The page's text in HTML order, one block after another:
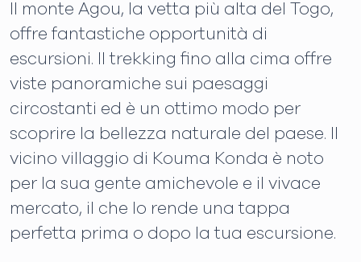
Il monte Agou, la vetta più alta del Togo,
offre fantastiche opportunità di
escursioni. Il trekking fino alla cima offre
viste panoramiche sui paesaggi
circostanti ed è un ottimo modo per
scoprire la bellezza naturale del paese. Il
vicino villaggio di Kouma Konda è noto
per la sua gente amichevole e il vivace
mercato, il che lo rende una tappa
perfetta prima o dopo la tua escursione.